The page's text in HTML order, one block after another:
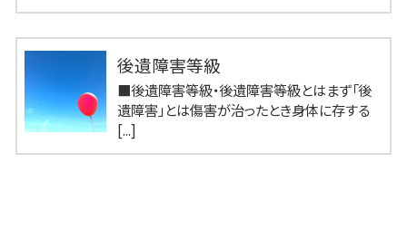
後遺障害等級
■後遺障害等級・後遺障害等級とはまず「後
遺障害」とは傷害が治ったとき身体に存する
[...]